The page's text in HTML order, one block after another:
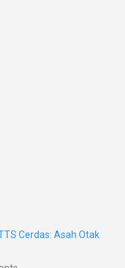
Cerdas: Asah Otak